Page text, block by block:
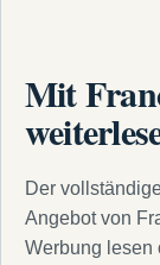
Mit
Der
Angebot von
Werbung lesen